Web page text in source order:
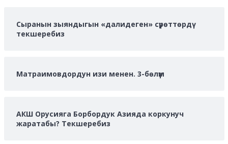
Сыранын зыяндыгын «далидеген» сүрөттөрдү
текшеребиз
Матраимовдордун изи менен. 3-бөлүм
АКШ Орусияга Борбордук Азияда коркунуч
жаратабы? Текшеребиз